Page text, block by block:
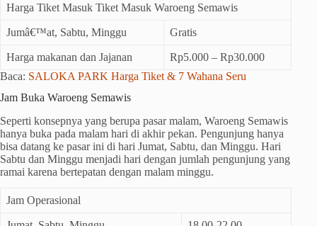
Harga Tiket Masuk Tiket Masuk Waroeng Semawis
Jumâ€™at, Sabtu, Minggu Gratis
Harga makanan dan Jajanan
Rp5.000 – Rp30.000
Baca: SALOKA PARK Harga Tiket & 7 Wahana Seru
Jam Buka Waroeng Semawis
Seperti konsepnya yang berupa pasar malam, Waroeng Semawis
hanya buka pada malam hari di akhir pekan. Pengunjung hanya
bisa datang ke pasar ini di hari Jumat, Sabtu, dan Minggu. Hari
Sabtu dan Minggu menjadi hari dengan jumlah pengunjung yang
ramai karena bertepatan dengan malam minggu.
Jam Operasional